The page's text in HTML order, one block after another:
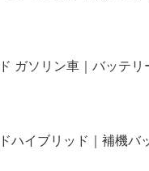
ガソリン車｜バッテ
ハイブリッド｜補機バ